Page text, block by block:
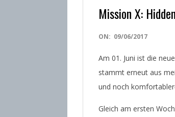
Mission X:
2017-
09
ON: 09/06/2017
Am 01. Juni ist die
stammt erneut aus
und noch
Gleich am ersten